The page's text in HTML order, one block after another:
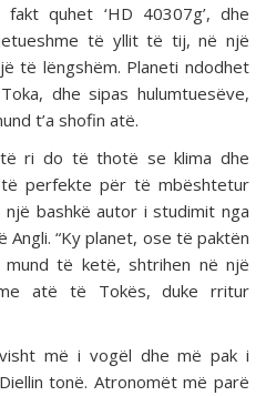
fakt quhet ‘HD 40307g’, dhe
të yllit të tij, në një
të lëngshëm. Planeti ndodhet
dhe sipas hulumtuesëve,
t’a shofin atë.
ri do të thotë se klima dhe
perfekte për të mbështetur
një bashkë autor i studimit nga
“Ky planet, ose të paktën
të ketë, shtrihen në një
atë të Tokës, duke rritur
më i vogël dhe më pak i
tonë. Atronomët më parë